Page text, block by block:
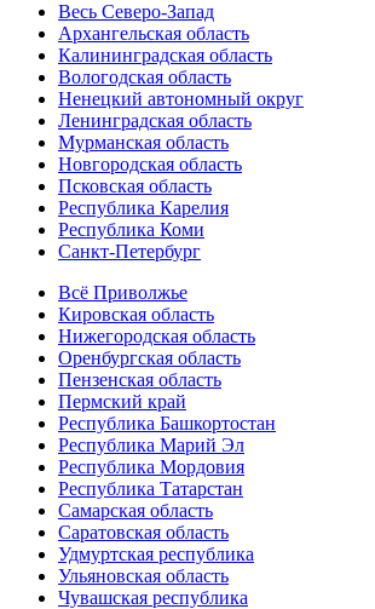
Весь Северо-Запад
Архангельская область
Калининградская область
Вологодская область
Ненецкий автономный округ
Ленинградская область
Мурманская область
Новгородская область
Псковская область
Республика Карелия
Республика Коми
Санкт-Петербург
Всё Приволжье
Кировская область
Нижегородская область
Оренбургская область
Пензенская область
Пермский край
Республика Башкортостан
Республика Марий Эл
Республика Мордовия
Республика Татарстан
Самарская область
Саратовская область
Удмуртская республика
Ульяновская область
Чувашская республика